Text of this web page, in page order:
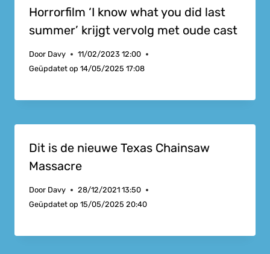
Horrorfilm ‘I know what you did last
summer’ krijgt vervolg met oude cast
Door Davy
11/02/2023 12:00
Geüpdatet op 14/05/2025 17:08
Dit is de nieuwe Texas Chainsaw
Massacre
Door Davy
28/12/2021 13:50
Geüpdatet op 15/05/2025 20:40